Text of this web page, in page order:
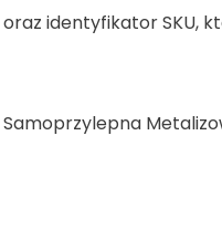
identyfikator SKU,